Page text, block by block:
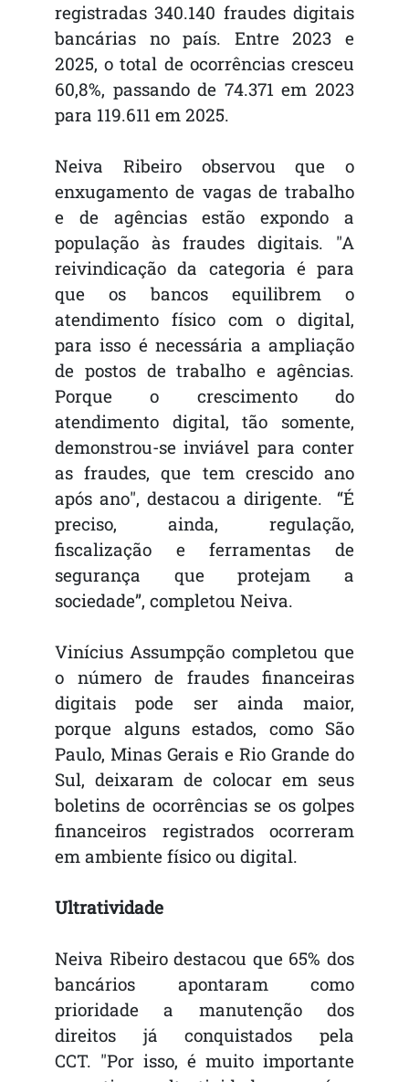
registradas 340.140 fraudes digitais
bancárias no país. Entre 2023 e
2025, o total de ocorrências cresceu
60,8%, passando de 74.371 em 2023
para 119.611 em 2025.
Neiva Ribeiro observou que o
enxugamento de vagas de trabalho
e de agências estão expondo a
população às fraudes digitais. "A
reivindicação da categoria é para
que os bancos equilibrem o
atendimento físico com o digital,
para isso é necessária a ampliação
de postos de trabalho e agências.
Porque o crescimento do
atendimento digital, tão somente,
demonstrou-se inviável para conter
as fraudes, que tem crescido ano
após ano", destacou a dirigente. “É
preciso, ainda, regulação,
fiscalização e ferramentas de
segurança que protejam a
sociedade”, completou Neiva.
Vinícius Assumpção completou que
o número de fraudes financeiras
digitais pode ser ainda maior,
porque alguns estados, como São
Paulo, Minas Gerais e Rio Grande do
Sul, deixaram de colocar em seus
boletins de ocorrências se os golpes
financeiros registrados ocorreram
em ambiente físico ou digital.
Ultratividade
Neiva Ribeiro destacou que 65% dos
bancários apontaram como
prioridade a manutenção dos
direitos já conquistados pela
CCT. "Por isso, é muito importante